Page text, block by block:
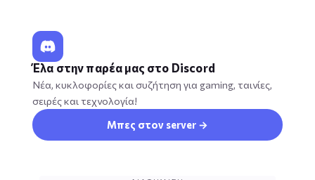
Έλα στην παρέα μας στο Discord
Νέα, κυκλοφορίες και συζήτηση για gaming, ταινίες,
σειρές και τεχνολογία!
Μπες στον server →